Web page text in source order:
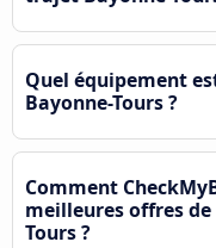
Quel équipement
Bayonne-Tours ?
Comment
meilleures offres
Tours ?